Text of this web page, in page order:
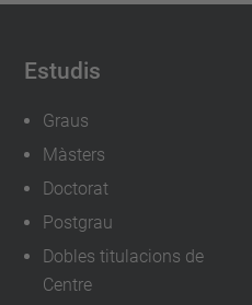
Estudis
Graus
Màsters
Doctorat
Postgrau
Dobles titulacions de
Centre